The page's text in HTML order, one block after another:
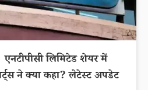
लिमिटेड शेयर में
ने क्या कहा? लेटेस्ट अपडेट